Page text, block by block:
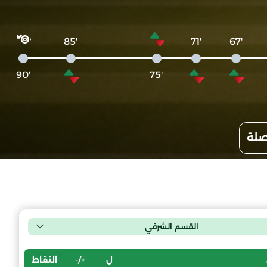
'67
'71
'75
'85
'90
صلة
القسم الشرفي
ل +/- النقاط